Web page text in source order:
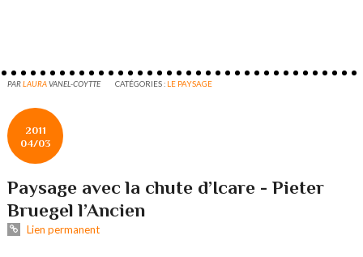
PARLAURAVANEL-COYTTE CATÉGORIES : LE PAYSAGE
2011
04/03
Paysage avec la chute d’Icare - Pieter
Bruegel l’Ancien
Lien permanent